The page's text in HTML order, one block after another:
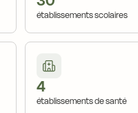
établissements scolaires
4
établissements de santé